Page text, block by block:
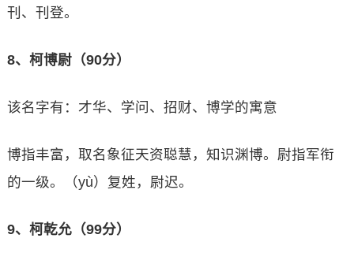
刊、刊登。
8、柯博尉（90分）
该名字有：才华、学问、招财、博学的寓意
博指丰富，取名象征天资聪慧，知识渊博。尉指军衔
的一级。（yù）复姓，尉迟。
9、柯乾允（99分）